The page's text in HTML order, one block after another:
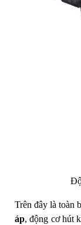
Trên đây là toàn
áp, động cơ hút